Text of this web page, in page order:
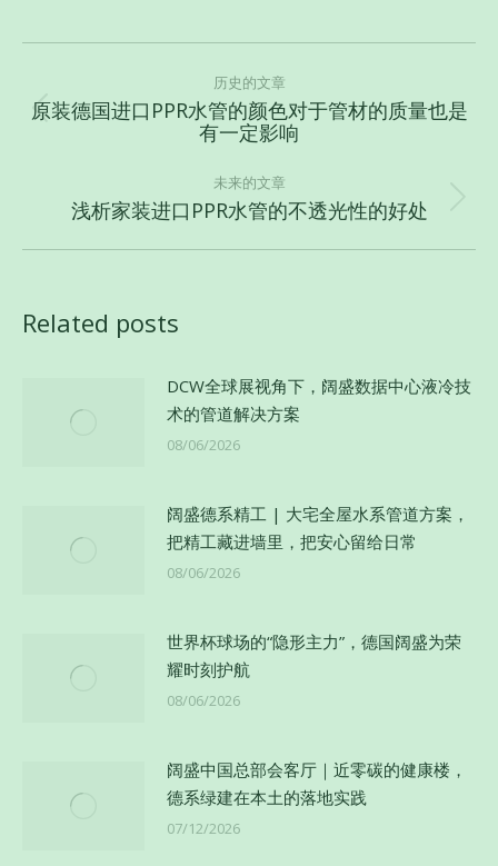
导
历史的文章
历
史
的
文
原装德国进口PPR水管的颜色对于管材的质量也是
有一定影响
未来的文章
未
浅析家装进口PPR水管的不透光性的好处
Related posts
DCW全球展视角下，阔盛数据中心液冷技
术的管道解决方案
08/06/2026
阔盛德系精工 | 大宅全屋水系管道方案，
把精工藏进墙里，把安心留给日常
08/06/2026
世界杯球场的“隐形主力”，德国阔盛为荣
耀时刻护航
08/06/2026
阔盛中国总部会客厅｜近零碳的健康楼，
德系绿建在本土的落地实践
07/12/2026